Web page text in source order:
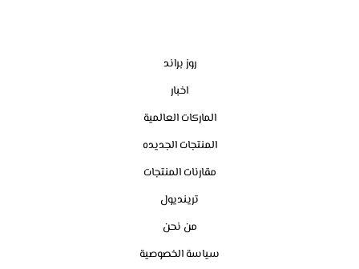
روز براند
اخبار
الماركات العالمية
المنتجات الجديده
مقارنات المنتجات
ترينديول
من نحن
سياسة الخصوصية